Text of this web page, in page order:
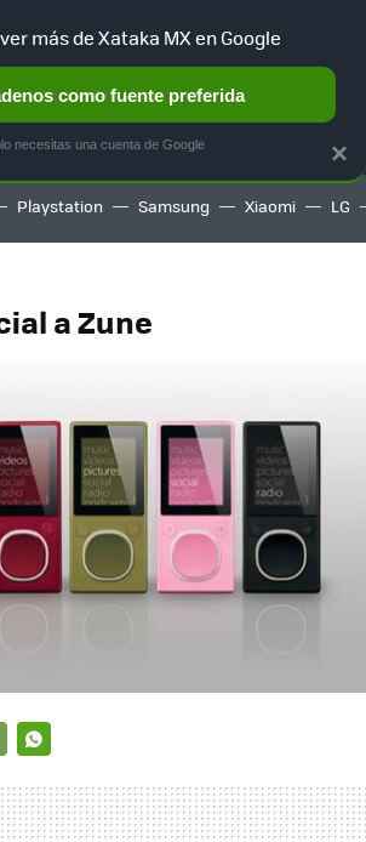
HOME AUTO TERRITORIO
Playstation Samsung Xiaomi LG
a Zune
×
más de Xataka MX en Google
como fuente preferida
necesitas una cuenta de Google